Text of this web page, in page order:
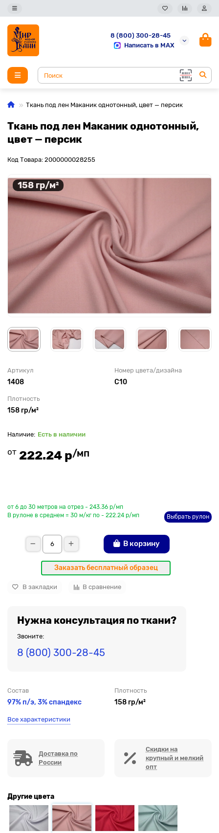
8 (800) 300-28-45
Написать в MAX
Ткань под лен Маканик однотонный, цвет — персик
Ткань под лен Маканик однотонный,
цвет — персик
Код Товара: 2000000028255
158 гр/м²
Артикул
1408
Номер цвета/дизайна
С10
Плотность
158 гр/м²
Есть в наличии
от 222.24 р/мп
от 6 до 30 метров на отрез - 243.36 р/мп
В рулоне в среднем = 30 м/кг по - 222.24 р/мп
Выбрать рулон
В корзину
Заказать бесплатный образец
В закладки В сравнение
Нужна консультация по ткани?
Звоните:
8 (800) 300-28-45
Состав
97% п/э, 3% спандекс
Плотность
158 гр/м²
Все характеристики
Доставка по
России
Скидки на
крупный и мелкий
опт
Другие цвета